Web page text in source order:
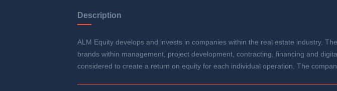
Description
ALM Equity develops and invests in companies within the real estate industry.
brands within management, project development, contracting, financing and
considered to create a return on equity for each individual operation. The